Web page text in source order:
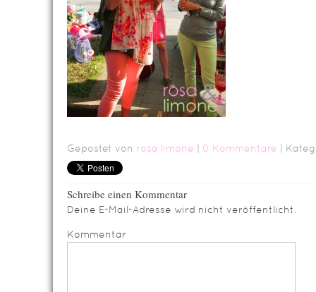
Gepostet von rosa limone 0 Kommentare |
Schreibe einen Kommentar
Deine E-Mail-Adresse wird nicht veröffentlicht.
Kommentar